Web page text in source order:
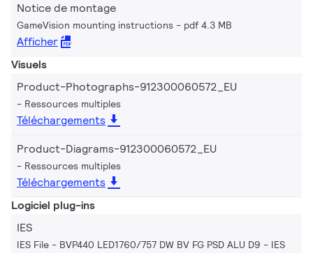
Notice de montage
GameVision mounting instructions pdf 4.3 MB
Afficher
Visuels
Product-Photographs-912300060572_EU
Ressources multiples
Téléchargements
Product-Diagrams-912300060572_EU
Ressources multiples
Téléchargements
Logiciel plug-ins
IES
IES File - BVP440 LED1760/757 DW BV FG PSD ALU D9 IES